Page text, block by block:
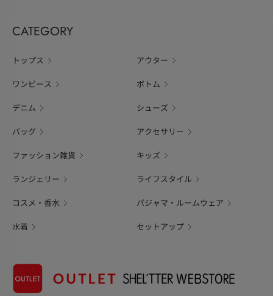
CATEGORY
トップス アウター
ワンピース ボトム
デニム シューズ
バッグ アクセサリー
ファッション雑貨 キッズ
ランジェリー ライフスタイル
コスメ・香水 パジャマ・ルームウェア
水着 セットアップ